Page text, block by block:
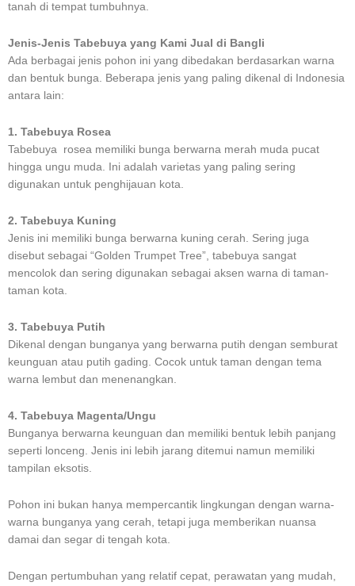
tanah di tempat tumbuhnya.
Jenis-Jenis Tabebuya yang Kami Jual di Bangli
Ada berbagai jenis pohon ini yang dibedakan berdasarkan warna
dan bentuk bunga. Beberapa jenis yang paling dikenal di Indonesia
antara lain:
1. Tabebuya Rosea
Tabebuya rosea memiliki bunga berwarna merah muda pucat
hingga ungu muda. Ini adalah varietas yang paling sering
digunakan untuk penghijauan kota.
2. Tabebuya Kuning
Jenis ini memiliki bunga berwarna kuning cerah. Sering juga
disebut sebagai “Golden Trumpet Tree”, tabebuya sangat
mencolok dan sering digunakan sebagai aksen warna di taman-
taman kota.
3. Tabebuya Putih
Dikenal dengan bunganya yang berwarna putih dengan semburat
keunguan atau putih gading. Cocok untuk taman dengan tema
warna lembut dan menenangkan.
4. Tabebuya Magenta/Ungu
Bunganya berwarna keunguan dan memiliki bentuk lebih panjang
seperti lonceng. Jenis ini lebih jarang ditemui namun memiliki
tampilan eksotis.
Pohon ini bukan hanya mempercantik lingkungan dengan warna-
warna bunganya yang cerah, tetapi juga memberikan nuansa
damai dan segar di tengah kota.
Dengan pertumbuhan yang relatif cepat, perawatan yang mudah,